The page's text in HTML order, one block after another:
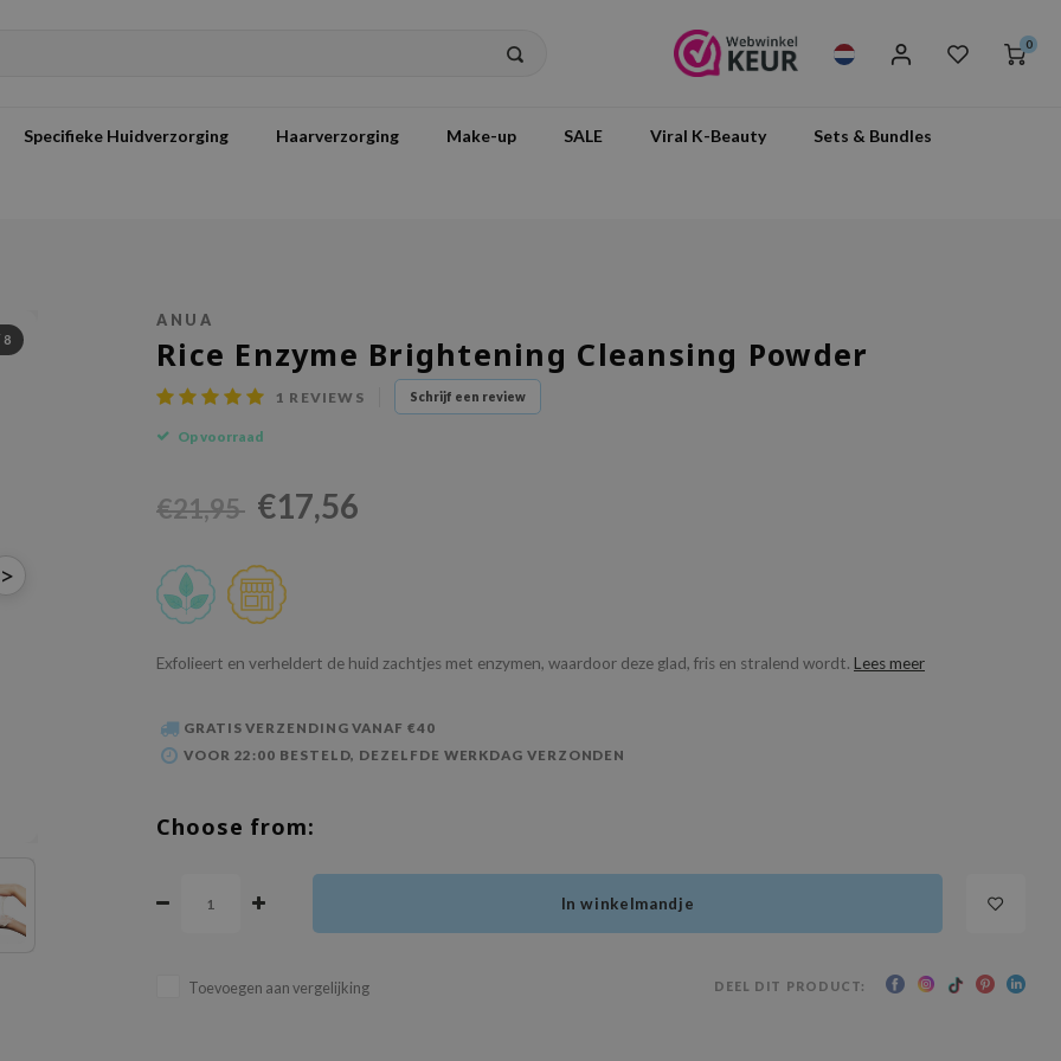
0
Specifieke Huidverzorging Haarverzorging Make-up SALE Viral K-Beauty Sets & Bundles
8
ANUA
Rice Enzyme Brightening Cleansing Powder
1 REVIEWS Schrijf een review
Op voorraad
€21,95 €17,56
Exfolieert en verheldert de huid zachtjes met enzymen, waardoor deze glad, fris en stralend wordt. Lees meer
GRATIS VERZENDING VANAF €40
VOOR 22:00 BESTELD, DEZELFDE WERKDAG VERZONDEN
Choose from:
In winkelmandje
Toevoegen aan vergelijking DEEL DIT PRODUCT: